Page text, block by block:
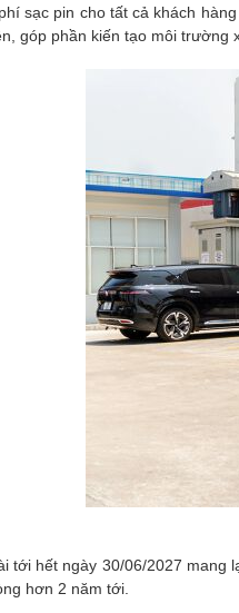
sạc pin cho tất cả khách
góp phần kiến tạo môi trường
tới hết ngày 30/06/2027
hơn 2 năm tới.